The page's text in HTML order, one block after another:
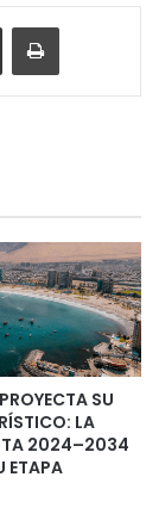
Enviar vía email Imprimir
SU
LA
2024–2034
ETAPA